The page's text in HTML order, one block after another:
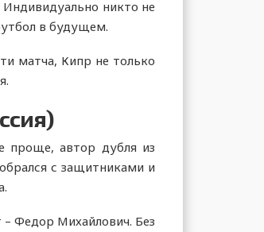
никто не
в будущем.
матча, Кипр не только
проще, автор дубля из
с защитниками и
– Федор Михайлович. Без